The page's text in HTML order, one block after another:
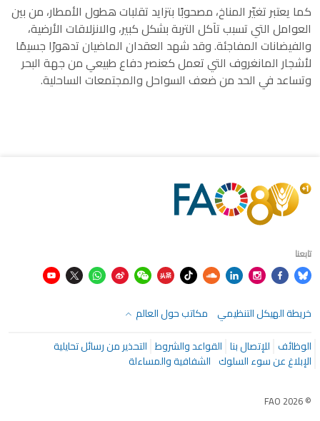
كما يعتبر تغيّر المناخ، مصحوبًا بتزايد تقلبات هطول الأمطار، من بين
العوامل التي تسبب تآكل التربة بشكل كبير، والانزلاقات الأرضية،
والفيضانات المفاجئة. وقد شهد العقدان الماضيان تدهورًا جسيمًا
لأشجار المانغروف التي تعمل كعنصر دفاع طبيعي من جهة البحر
وتساعد في الحد من ضعف السواحل والمجتمعات الساحلية.
تابعنا
خريطة الهيكل التنظيمي مكاتب حول العالم
الوظائف للإتصال بنا القواعد والشروط التحذير من رسائل تحايلية
الإبلاغ عن سوء السلوك الشفافية والمساءلة
© FAO 2026